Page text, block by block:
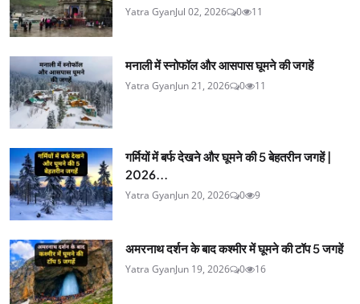
Yatra GyanJul 02, 2026 0 11
मनाली में स्नोफॉल और आसपास घूमने की जगहें
Yatra GyanJun 21, 2026 0 11
गर्मियों में बर्फ देखने और घूमने की 5 बेहतरीन जगहें |
2026...
Yatra GyanJun 20, 2026 0 9
अमरनाथ दर्शन के बाद कश्मीर में घूमने की टॉप 5 जगहें
Yatra GyanJun 19, 2026 0 16